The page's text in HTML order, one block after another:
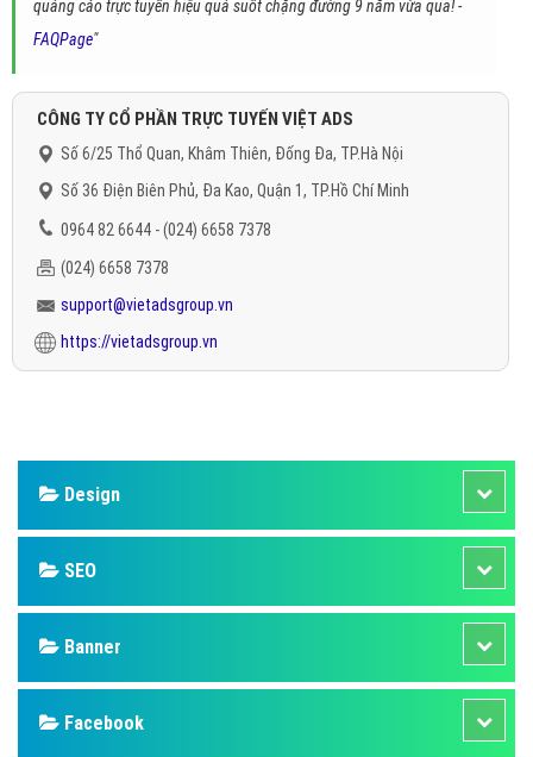
quảng cáo trực tuyến hiệu quả suốt chặng đường 9 năm vừa qua! -
FAQPage"
CÔNG TY CỔ PHẦN TRỰC TUYẾN VIỆT ADS
Số 6/25 Thổ Quan, Khâm Thiên, Đống Đa, TP.Hà Nội
Số 36 Điện Biên Phủ, Đa Kao, Quận 1, TP.Hồ Chí Minh
0964 82 6644 - (024) 6658 7378
(024) 6658 7378
support@vietadsgroup.vn
https://vietadsgroup.vn